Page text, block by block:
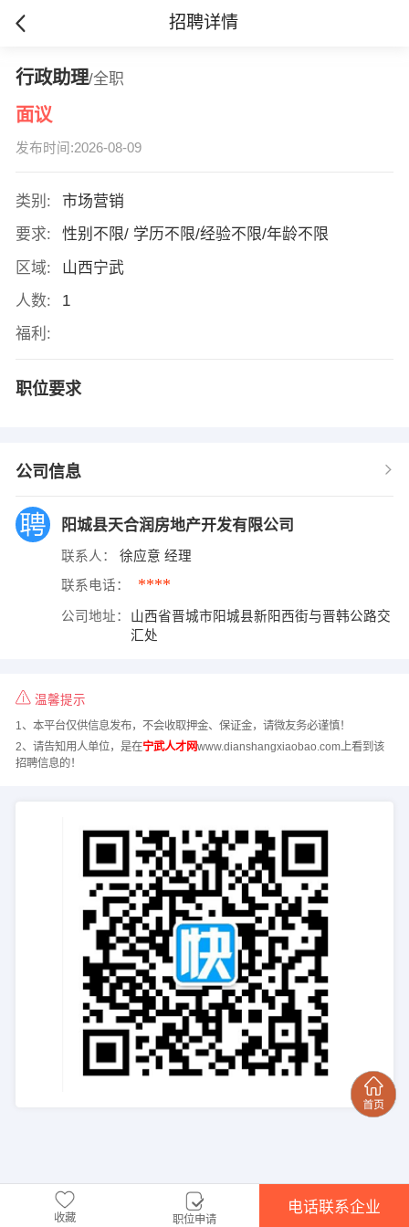
招聘详情
行政助理/全职
面议
发布时间:2026-08-09
类别:
市场营销
要求:
性别不限/ 学历不限/经验不限/年龄不限
区域:
山西宁武
人数:
1
福利:
职位要求
公司信息
阳城县天合润房地产开发有限公司
联系人： 徐应意 经理
联系电话： ****
公司地址：
山西省晋城市阳城县新阳西街与晋韩公路交
汇处
温馨提示
1、本平台仅供信息发布，不会收取押金、保证金，请微友务必谨慎！
2、请告知用人单位，是在宁武人才网www.dianshangxiaobao.com上看到该
招聘信息的！
收藏 职位申请
电话联系企业